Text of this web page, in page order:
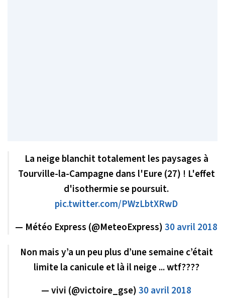
La neige blanchit totalement les paysages à
Tourville-la-Campagne dans l'Eure (27) ! L'effet
d'isothermie se poursuit.
pic.twitter.com/PWzLbtXRwD
— Météo Express (@MeteoExpress)30 avril 2018
Non mais y’a un peu plus d’une semaine c’était
limite la canicule et là il neige ... wtf????
— vivi (@victoire_gse)30 avril 2018